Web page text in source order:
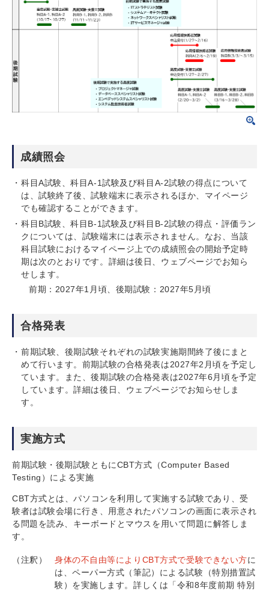
成績照会
科目A試験、科目A-1試験及び科目A-2試験の得点について
は、試験終了後、試験端末に表示されるほか、マイページ
でも確認することができます。
科目B試験、科目B-1試験及び科目B-2試験の得点・評価ラン
クについては、試験端末には表示されません。なお、当該
科目試験におけるマイページ上での成績照会の開始予定時
期は次のとおりです。詳細は後日、ウェブページでお知ら
せします。
前期：2027年1月頃、後期試験：2027年5月頃
合格発表
前期試験、後期試験それぞれの試験実施期間終了後にまと
めて行います。前期試験の合格発表は2027年2月頃を予定し
ています。また、後期試験の合格発表は2027年6月頃を予定
しています。詳細は後日、ウェブページでお知らせしま
す。
実施方式
前期試験・後期試験ともにCBT方式（Computer Based
Testing）による実施
CBT方式とは、パソコンを利用して実施する試験であり、受
験者は試験会場に行き、用意されたパソコンの画面に表示され
る問題を読み、キーボードとマウスを用いて問題に解答しま
す。
（注釈） 身体の不自由等によりCBT方式で受験できない方に
は、ペーパー方式（筆記）による試験（特別措置試
験）を実施します。詳しくは「令和8年度前期 特別